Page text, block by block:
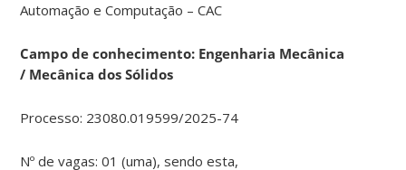
Automação e Computação – CAC
Campo de conhecimento: Engenharia Mecânica
/ Mecânica dos Sólidos
Processo: 23080.019599/2025-74
Nº de vagas: 01 (uma), sendo esta,